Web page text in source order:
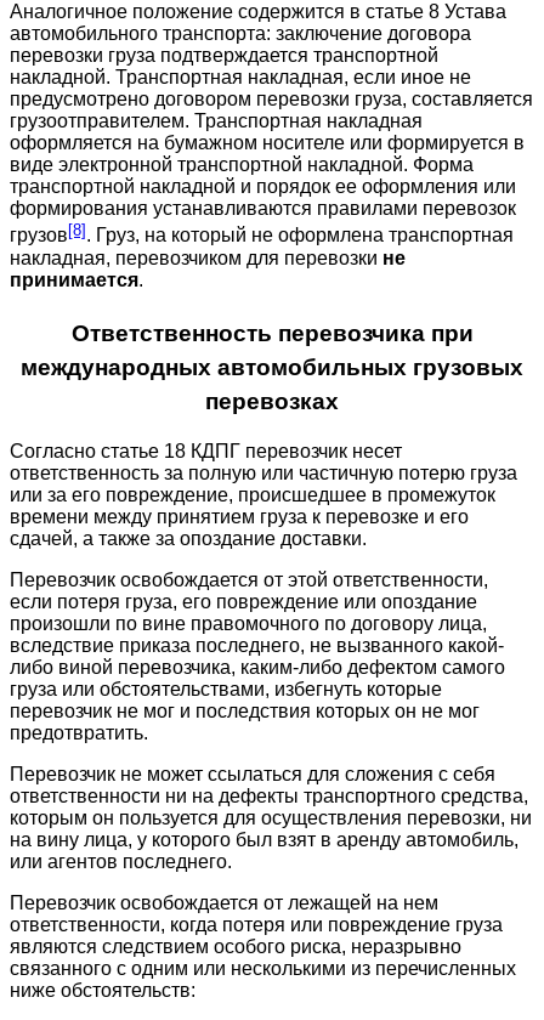
Аналогичное положение содержится в статье 8 Устава
автомобильного транспорта: заключение договора
перевозки груза подтверждается транспортной
накладной. Транспортная накладная, если иное не
предусмотрено договором перевозки груза, составляется
грузоотправителем. Транспортная накладная
оформляется на бумажном носителе или формируется в
виде электронной транспортной накладной. Форма
транспортной накладной и порядок ее оформления или
формирования устанавливаются правилами перевозок
грузов[8]. Груз, на который не оформлена транспортная
накладная, перевозчиком для перевозки не
принимается.
Ответственность перевозчика при
международных автомобильных грузовых
перевозках
Согласно статье 18 КДПГ перевозчик несет
ответственность за полную или частичную потерю груза
или за его повреждение, происшедшее в промежуток
времени между принятием груза к перевозке и его
сдачей, а также за опоздание доставки.
Перевозчик освобождается от этой ответственности,
если потеря груза, его повреждение или опоздание
произошли по вине правомочного по договору лица,
вследствие приказа последнего, не вызванного какой-
либо виной перевозчика, каким-либо дефектом самого
груза или обстоятельствами, избегнуть которые
перевозчик не мог и последствия которых он не мог
предотвратить.
Перевозчик не может ссылаться для сложения с себя
ответственности ни на дефекты транспортного средства,
которым он пользуется для осуществления перевозки, ни
на вину лица, у которого был взят в аренду автомобиль,
или агентов последнего.
Перевозчик освобождается от лежащей на нем
ответственности, когда потеря или повреждение груза
являются следствием особого риска, неразрывно
связанного с одним или несколькими из перечисленных
ниже обстоятельств: